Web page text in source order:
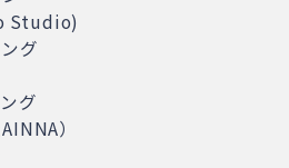
グ
グ
）